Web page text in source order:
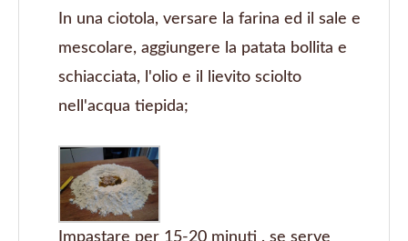
In una ciotola, versare la farina ed il sale e
mescolare, aggiungere la patata bollita e
schiacciata, l'olio e il lievito sciolto
nell'acqua tiepida;
Impastare per 15-20 minuti , se serve